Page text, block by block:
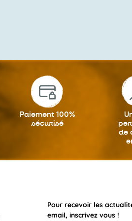
Paiement 100%
sécurisé
de
Pour recevoir les
email, inscrivez vous !